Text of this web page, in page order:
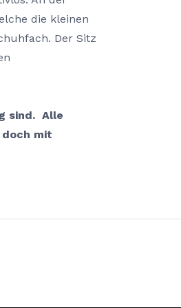
die kleinen
Der Sitz
sind. Alle
doch mit